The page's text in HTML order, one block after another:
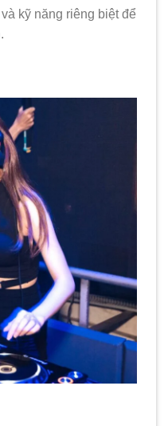
kỹ năng riêng biệt để